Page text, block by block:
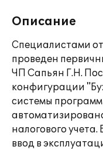
Описание
Специалистами
проведен
ЧП Сапьян Г.Н.
конфигурации
системы
налогового
ввод в